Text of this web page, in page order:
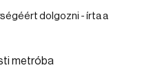
dolgozni - írta a